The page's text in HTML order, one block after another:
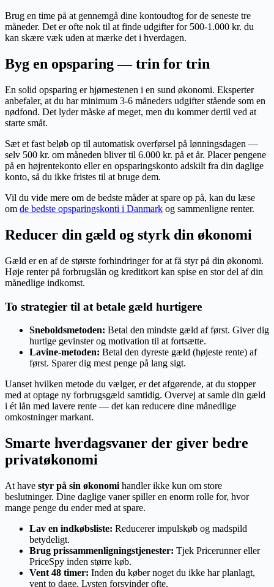
Brug en time på at gennemgå dine kontoudtog for de seneste tre
måneder. Det er ofte nok til at finde udgifter for 500-1.000 kr. du
kan skære væk uden at mærke det i hverdagen.
Byg en opsparing — trin for trin
En solid opsparing er hjørnestenen i en sund økonomi. Eksperter
anbefaler, at du har minimum 3-6 måneders udgifter stående som en
nødfond. Det lyder måske af meget, men du kommer dertil ved at
starte småt.
Sæt et fast beløb op til automatisk overførsel på lønningsdagen —
selv 500 kr. om måneden bliver til 6.000 kr. på et år. Placer pengene
på en højrentekonto eller en opsparingskonto adskilt fra din daglige
konto, så du ikke fristes til at bruge dem.
Vil du vide mere om de bedste måder at spare op på, kan du læse
om de bedste opsparingskonti i Danmark og sammenligne renter.
Reducer din gæld og styrk din økonomi
Gæld er en af de største forhindringer for at få styr på din økonomi.
Høje renter på forbrugslån og kreditkort kan spise en stor del af din
månedlige indkomst.
To strategier til at betale gæld hurtigere
Sneboldsmetoden: Betal den mindste gæld af først. Giver dig
hurtige gevinster og motivation til at fortsætte.
Lavine-metoden: Betal den dyreste gæld (højeste rente) af
først. Sparer dig mest penge på lang sigt.
Uanset hvilken metode du vælger, er det afgørende, at du stopper
med at optage ny forbrugsgæld samtidig. Overvej at samle din gæld
i ét lån med lavere rente — det kan reducere dine månedlige
omkostninger markant.
Smarte hverdagsvaner der giver bedre
privatøkonomi
At have styr på sin økonomi handler ikke kun om store
beslutninger. Dine daglige vaner spiller en enorm rolle for, hvor
mange penge du ender med at spare.
Lav en indkøbsliste: Reducerer impulskøb og madspild
betydeligt.
Brug prissammenligningstjenester: Tjek Pricerunner eller
PriceSpy inden større køb.
Vent 48 timer: Inden du køber noget du ikke har planlagt,
vent to dage. Lysten forsvinder ofte.